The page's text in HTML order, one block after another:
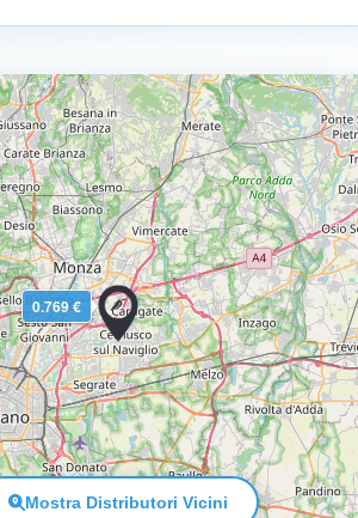
0.769 €
Mostra Distributori Vicini